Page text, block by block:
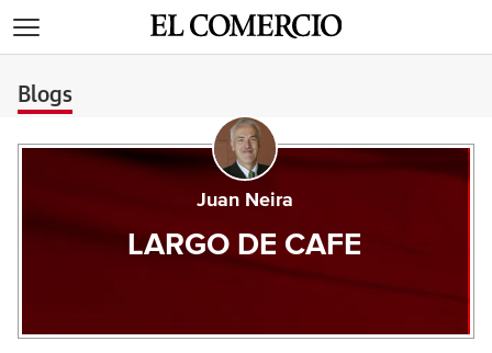
Blogs
Juan Neira
LARGO DE CAFE